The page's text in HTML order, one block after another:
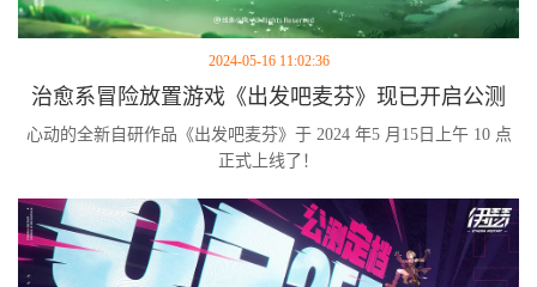
2024-05-16 11:02:36
治愈系冒险放置游戏《出发吧麦芬》现已开启公测
心动的全新自研作品《出发吧麦芬》于 2024 年5 月15日上午 10 点
正式上线了！